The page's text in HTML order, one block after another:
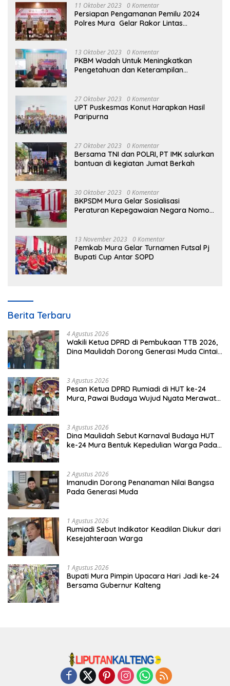
11 Oktober 2023 0 Komentar
Persiapan Pengamanan Pemilu 2024
Polres Mura Gelar Rakor Lintas
13 Oktober 2023 0 Komentar
PKBM Wadah Untuk Meningkatkan
Pengetahuan dan Keterampilan
27 Oktober 2023 0 Komentar
UPT Puskesmas Konut Harapkan Hasil
Paripurna
27 Oktober 2023 0 Komentar
Bersama TNI dan POLRI, PT IMK salurkan
bantuan di kegiatan Jumat Berkah
30 Oktober 2023 0 Komentar
BKPSDM Mura Gelar Sosialisasi
Peraturan Kepegawaian Negara Nomor
13 November 2023 0 Komentar
Pemkab Mura Gelar Turnamen Futsal Pj
Bupati Cup Antar SOPD
Berita Terbaru
4 Agustus 2026
Wakili Ketua DPRD di Pembukaan TTB 2026,
Dina Maulidah Dorong Generasi Muda Cintai
3 Agustus 2026
Pesan Ketua DPRD Rumiadi di HUT ke-24
Mura, Pawai Budaya Wujud Nyata Merawat
3 Agustus 2026
Dina Maulidah Sebut Karnaval Budaya HUT
ke-24 Mura Bentuk Kepedulian Warga Pada
2 Agustus 2026
Imanudin Dorong Penanaman Nilai Bangsa
Pada Generasi Muda
1 Agustus 2026
Rumiadi Sebut Indikator Keadilan Diukur dari
Kesejahteraan Warga
1 Agustus 2026
Bupati Mura Pimpin Upacara Hari Jadi ke-24
Bersama Gubernur Kalteng